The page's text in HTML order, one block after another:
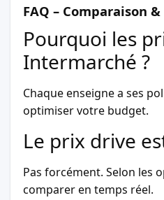
FAQ – Comparaison
Pourquoi les
Intermarché ?
Chaque enseigne a ses
optimiser votre budget.
Le prix drive
Pas forcément. Selon les
comparer en temps réel.